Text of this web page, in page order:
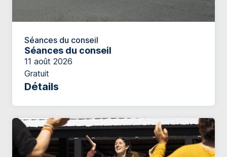
Séances du conseil
Séances du conseil
11 août 2026
Gratuit
Détails